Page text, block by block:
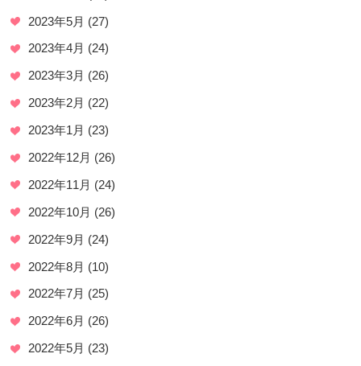
2023年5月 (27)
2023年4月 (24)
2023年3月 (26)
2023年2月 (22)
2023年1月 (23)
2022年12月 (26)
2022年11月 (24)
2022年10月 (26)
2022年9月 (24)
2022年8月 (10)
2022年7月 (25)
2022年6月 (26)
2022年5月 (23)